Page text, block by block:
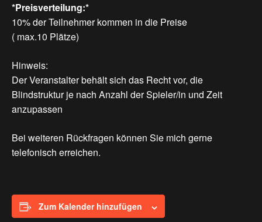
*Preisverteilung:*
10% der Teilnehmer kommen in die Preise
( max.10 Plätze)
Hinweis:
Der Veranstalter behält sich das Recht vor, die
Blindstruktur je nach Anzahl der Spieler/in und Zeit
anzupassen
Bei weiteren Rückfragen können Sie mich gerne
telefonisch erreichen.
Zum Kalender hinzufügen